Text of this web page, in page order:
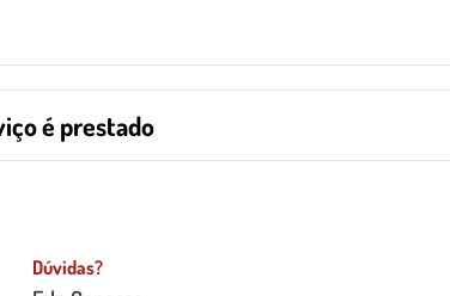
é prestado
Dúvidas?